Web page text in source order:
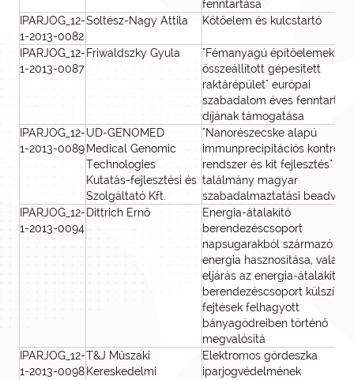
fenntartása
IPARJOG_12-
1-2013-0082
Soltész-Nagy Attila Kötőelem és kulcstartó
IPARJOG_12-
1-2013-0087
Friwaldszky Gyula
"Fémanyagú építőelemekből
összeállított gépesített
raktárépület" európai
szabadalom éves fenntartási
díjának támogatása
IPARJOG_12-
1-2013-0089
UD-GENOMED
Medical Genomic
Technologies
Kutatás-fejlesztési és
Szolgáltató Kft.
"Nanorészecske alapú
immunprecipitációs kontroll
rendszer és kit fejlesztés"
találmány magyar
szabadalmaztatási
IPARJOG_12-
1-2013-0094
Dittrich Ernő
Energia-átalakító
berendezéscsoport
napsugarakból származó
energia hasznosítása,
eljárás az energia-átalakító
berendezéscsoport külszíni
fejtések felhagyott
bányagödreiben történő
megvalósítá
IPARJOG_12-
1-2013-0098
T&J Műszaki
Kereskedelmi
Elektromos gördeszka
iparjogvédelmének